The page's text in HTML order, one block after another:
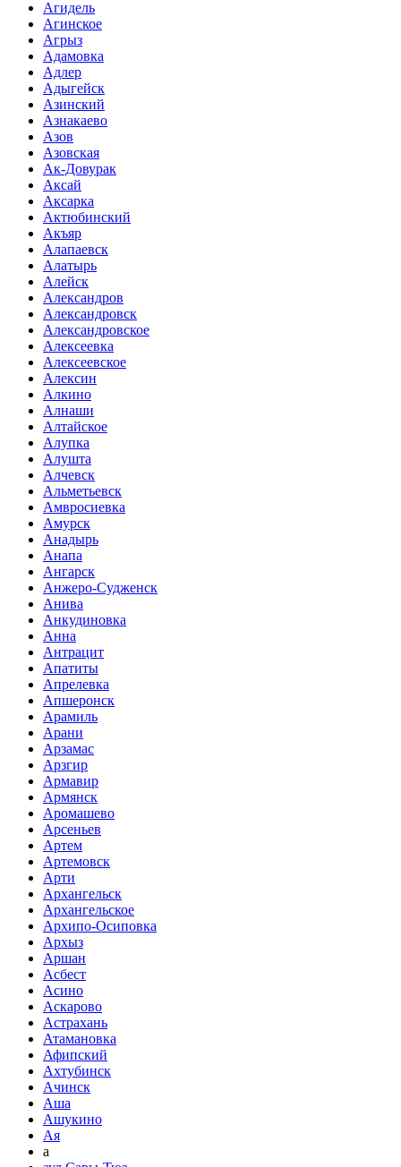
Агидель
Агинское
Агрыз
Адамовка
Адлер
Адыгейск
Азинский
Азнакаево
Азов
Азовская
Ак-Довурак
Аксай
Аксарка
Актюбинский
Акъяр
Алапаевск
Алатырь
Алейск
Александров
Александровск
Александровское
Алексеевка
Алексеевское
Алексин
Алкино
Алнаши
Алтайское
Алупка
Алушта
Алчевск
Альметьевск
Амвросиевка
Амурск
Анадырь
Анапа
Ангарск
Анжеро-Судженск
Анива
Анкудиновка
Анна
Антрацит
Апатиты
Апрелевка
Апшеронск
Арамиль
Арани
Арзамас
Арзгир
Армавир
Армянск
Аромашево
Арсеньев
Артем
Артемовск
Арти
Архангельск
Архангельское
Архипо-Осиповка
Архыз
Аршан
Асбест
Асино
Аскарово
Астрахань
Атамановка
Афипский
Ахтубинск
Ачинск
Аша
Ашукино
Ая
а